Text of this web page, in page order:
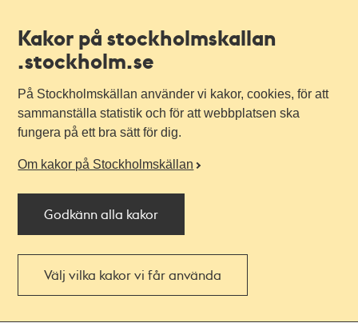
Kakor på stockholmskallan
.stockholm.se
På Stockholmskällan använder vi kakor, cookies, för att
sammanställa statistik och för att webbplatsen ska
fungera på ett bra sätt för dig.
Om kakor på Stockholmskällan
Godkänn alla kakor
Välj vilka kakor vi får använda